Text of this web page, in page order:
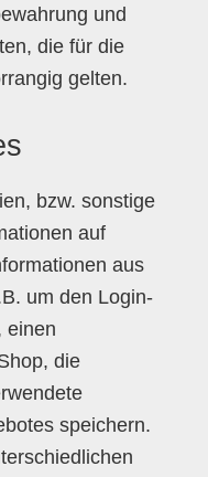
und
die für die
gelten.
bzw. sonstige
auf
aus
um den Login-
einen
die
speichern.